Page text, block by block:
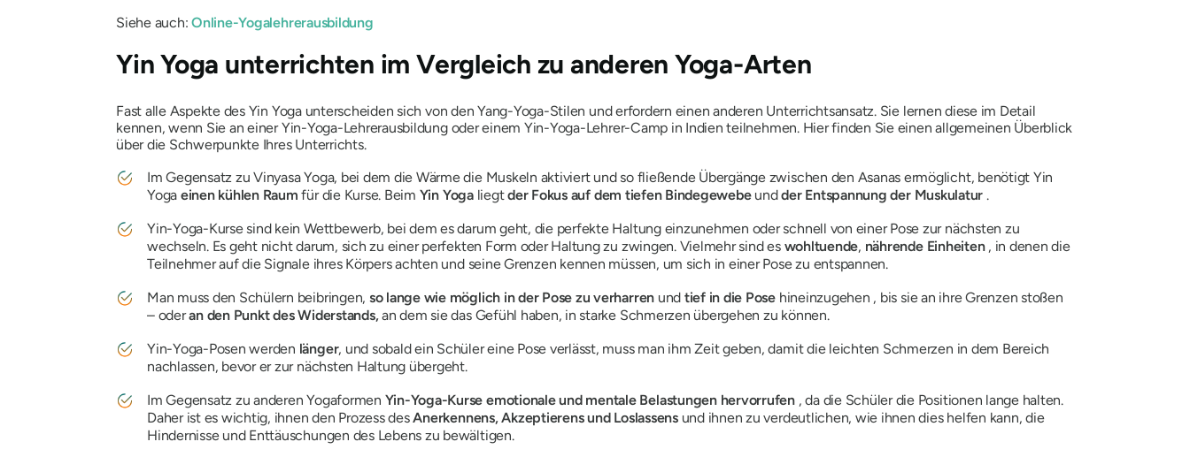
Siehe auch:Online-Yogalehrerausbildung
Yin Yoga unterrichten im Vergleich zu anderen Yoga-Arten
Fast alle Aspekte des Yin Yoga unterscheiden sich von den Yang-Yoga-Stilen und erfordern einen anderen Unterrichtsansatz. Sie lernen diese im Detail
kennen, wenn Sie an einer Yin-Yoga-Lehrerausbildung oder einem Yin-Yoga-Lehrer-Camp in Indien teilnehmen. Hier finden Sie einen allgemeinen Überblick
über die Schwerpunkte Ihres Unterrichts.
Im Gegensatz zu Vinyasa Yoga, bei dem die Wärme die Muskeln aktiviert und so fließende Übergänge zwischen den Asanas ermöglicht, benötigt Yin
Yoga einen kühlen Raum für die Kurse. Beim Yin Yogaliegtder Fokus auf dem tiefen Bindegewebeundder Entspannung der Muskulatur .
Yin-Yoga-Kurse sind kein Wettbewerb, bei dem es darum geht, die perfekte Haltung einzunehmen oder schnell von einer Pose zur nächsten zu
wechseln. Es geht nicht darum, sich zu einer perfekten Form oder Haltung zu zwingen. Vielmehr sind es wohltuende, nährende Einheiten, in denen die
Teilnehmer auf die Signale ihres Körpers achten und seine Grenzen kennen müssen, um sich in einer Pose zu entspannen.
Man muss den Schülern beibringen, so lange wie möglich in der Pose zu verharren und tief in die Pose hineinzugehen , bis sie an ihre Grenzen stoßen
– oderan den Punkt des Widerstands,an dem sie das Gefühl haben, in starke Schmerzen übergehen zu können.
Yin-Yoga-Posen werden länger, und sobald ein Schüler eine Pose verlässt, muss man ihm Zeit geben, damit die leichten Schmerzen in dem Bereich
nachlassen, bevor er zur nächsten Haltung übergeht.
Im Gegensatz zu anderen Yogaformen Yin-Yoga-Kurse emotionale und mentale Belastungen hervorrufen, da die Schüler die Positionen lange halten.
Daher ist es wichtig, ihnen den Prozess desAnerkennens, Akzeptierens und Loslassensund ihnen zu verdeutlichen, wie ihnen dies helfen kann, die
Hindernisse und Enttäuschungen des Lebens zu bewältigen.